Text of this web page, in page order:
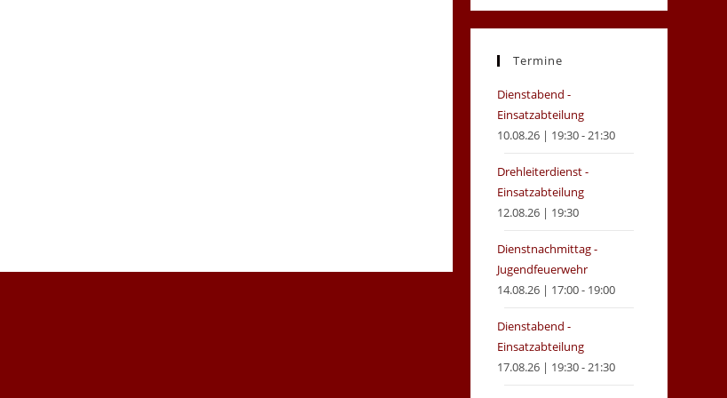
in
new
in
new
Termine
Dienstabend -
Einsatzabteilung
10.08.26 | 19:30 - 21:30
Drehleiterdienst -
Einsatzabteilung
12.08.26 | 19:30
Dienstnachmittag -
Jugendfeuerwehr
14.08.26 | 17:00 - 19:00
Dienstabend -
Einsatzabteilung
17.08.26 | 19:30 - 21:30